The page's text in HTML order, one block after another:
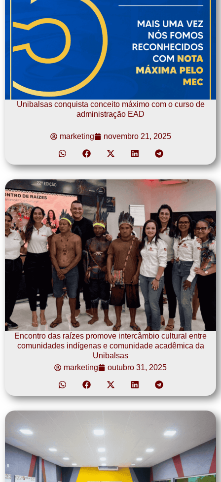
Unibalsas conquista conceito máximo com o curso de
administração EAD
marketing novembro 21, 2025
Encontro das raízes promove intercâmbio cultural entre
comunidades indígenas e comunidade acadêmica da
Unibalsas
marketing
outubro 31, 2025